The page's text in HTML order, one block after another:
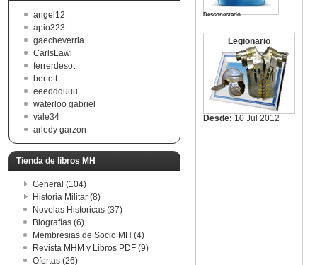
angel12
apio323
gaecheverria
CarlsLawl
ferrerdesot
bertott
eeeddduuu
waterloo gabriel
vale34
arledy garzon
Tienda de libros MH
General (104)
Historia Militar (8)
Novelas Historicas (37)
Biografías (6)
Membresias de Socio MH (4)
Revista MHM y Libros PDF (9)
Ofertas (26)
Desconectado
Legionario
Desde: 10 Jul 2012